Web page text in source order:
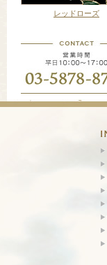
レッドローズ